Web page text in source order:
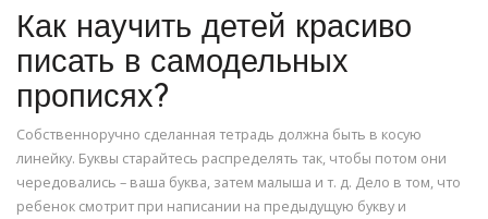
Как научить детей красиво
писать в самодельных
прописях?
Собственноручно сделанная тетрадь должна быть в косую
линейку. Буквы старайтесь распределять так, чтобы потом они
чередовались – ваша буква, затем малыша и т. д. Дело в том, что
ребенок смотрит при написании на предыдущую букву и